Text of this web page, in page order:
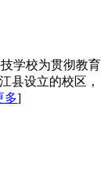
学校为贯彻教育
县设立的校区，
多]